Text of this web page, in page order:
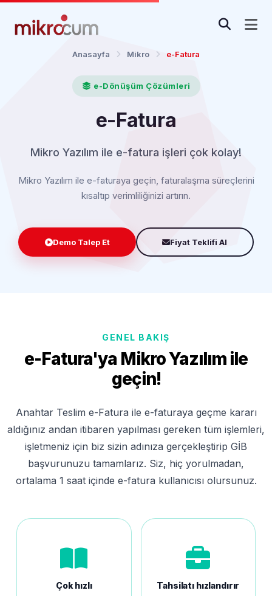
Anasayfa Mikro e-Fatura
e-Dönüşüm Çözümleri
e-Fatura
Mikro Yazılım ile e-fatura işleri çok kolay!
Mikro Yazılım ile e-faturaya geçin, faturalaşma süreçlerini
kısaltıp verimliliğinizi artırın.
Demo Talep Et Fiyat Teklifi Al
GENEL BAKIŞ
e-Fatura'ya Mikro Yazılım ile
geçin!
Anahtar Teslim e-Fatura ile e-faturaya geçme kararı
aldığınız andan itibaren yapılması gereken tüm işlemleri,
işletmeniz için biz sizin adınıza gerçekleştirip GİB
başvurunuzu tamamlarız. Siz, hiç yorulmadan,
ortalama 1 saat içinde e-fatura kullanıcısı olursunuz.
Çok hızlı Tahsilatı hızlandırır